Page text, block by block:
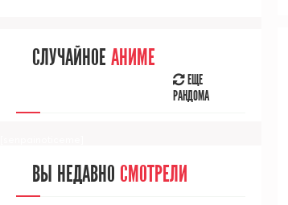
СЛУЧАЙНОЕ АНИМЕ
ЕЩЕ
РАНДОМА
ВЫ НЕДАВНО СМОТРЕЛИ